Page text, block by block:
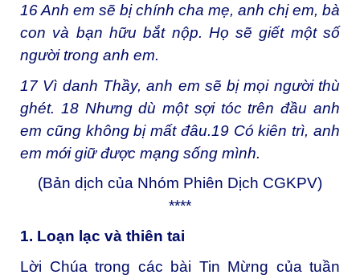
16Anh em sẽ bị chính cha mẹ, anh chị em, bà
con và bạn hữu bắt nộp. Họ sẽ giết một số
người trong anh em.
17 Vì danh Thầy, anh em sẽ bị mọi người thù
ghét. 18Nhưng dù một sợi tóc trên đầu anh
em cũng không bị mất đâu.19Có kiên trì, anh
em mới giữ được mạng sống mình.
(Bản dịch của Nhóm Phiên Dịch CGKPV)
****
1. Loạn lạc và thiên tai
Lời Chúa trong các bài Tin Mừng của tuần